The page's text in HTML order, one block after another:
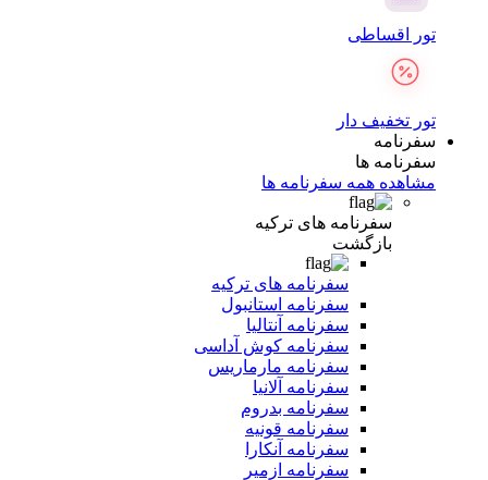
تور اقساطی
تور تخفیف دار
سفرنامه
سفرنامه ها
مشاهده همه سفرنامه ها
سفرنامه های ترکیه
بازگشت
سفرنامه های ترکیه
سفرنامه استانبول
سفرنامه آنتالیا
سفرنامه کوش آداسی
سفرنامه مارماریس
سفرنامه آلانیا
سفرنامه بدروم
سفرنامه قونیه
سفرنامه آنکارا
سفرنامه ازمیر